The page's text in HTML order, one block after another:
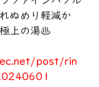
ぬめり軽減か
極上の湯♨️
post/rin